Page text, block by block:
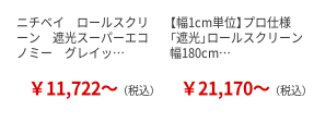
ニチベイ ロールスクリ
ーン 遮光スーパーエコ
ノミー グレイッ…
￥11,722～ （税込）
【幅1cm単位】プロ仕様
「遮光」ロールスクリーン
幅180cm…
￥21,170～ （税込）